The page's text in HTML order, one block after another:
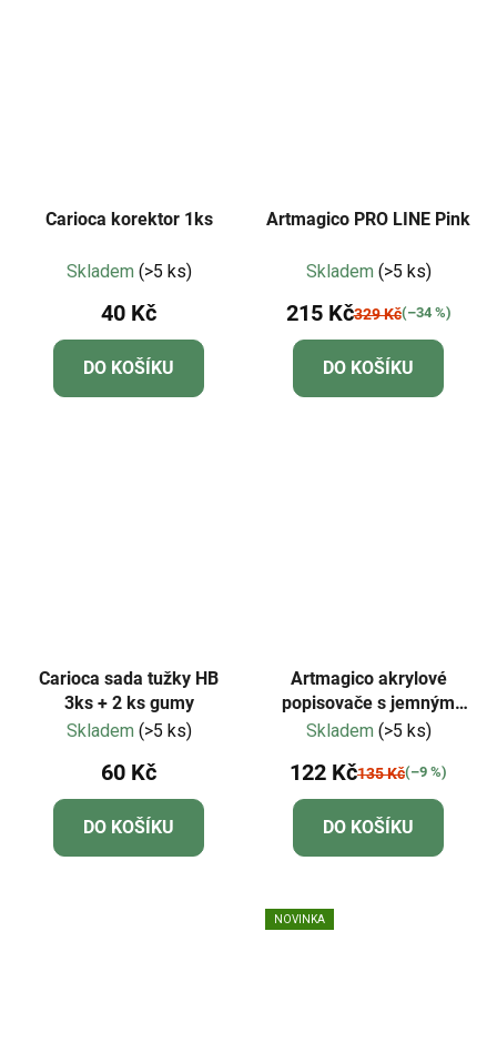
Carioca korektor 1ks
Skladem (>5 ks)
40 Kč
DO KOŠÍKU
Artmagico PRO LINE Pink
Skladem (>5 ks)
215 Kč329 Kč(–34 %)
DO KOŠÍKU
Carioca sada tužky HB
3ks + 2 ks gumy
Skladem (>5 ks)
60 Kč
DO KOŠÍKU
Artmagico akrylové
popisovače s jemným
hrotem - neonové - 5 ks |
Skladem (>5 ks)
122 Kč135 Kč(–9 %)
DO KOŠÍKU
NOVINKA